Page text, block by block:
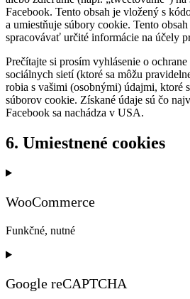
Facebook. Tento obsah je vložený s
a umiestňuje súbory cookie. Tento
spracovávať určité informácie na účely
Prečítajte si prosím vyhlásenie o
sociálnych sietí (ktoré sa môžu
robia s vašimi (osobnými) údajmi, ktoré
súborov cookie. Získané údaje sú čo
Facebook sa nachádza v USA.
6. Umiestnené cookies
WooCommerce
Funkčné, nutné
Consent
service
woocommerce
Google reCAPTCHA